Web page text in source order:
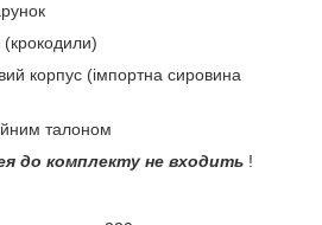
(крокодили)
корпус (імпортна сировина
талоном
до комплекту не входить !